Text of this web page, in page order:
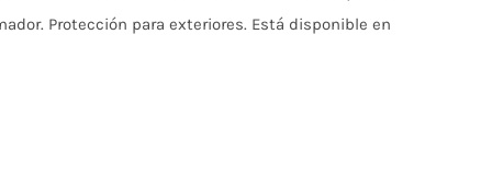
Protección para exteriores. Está disponible en